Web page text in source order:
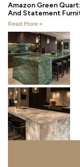
Amazon Green
And Statement
Read More +